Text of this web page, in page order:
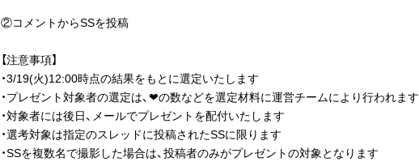
②コメントからSSを投稿
【注意事項】
・3/19(火)12:00時点の結果をもとに選定いたします
・プレゼント対象者の選定は、❤の数などを選定材料に運営チームにより行われます
・対象者には後日、メールでプレゼントを配付いたします
・選考対象は指定のスレッドに投稿されたSSに限ります
・SSを複数名で撮影した場合は、投稿者のみがプレゼントの対象となります